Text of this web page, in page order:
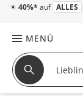
☀ 40%* auf ALLES
MENÜ